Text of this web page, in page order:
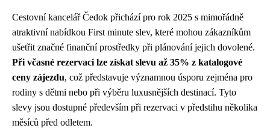
Cestovní kancelář Čedok přichází pro rok 2025 s mimořádně
atraktivní nabídkou First minute slev, které mohou zákazníkům
ušetřit značné finanční prostředky při plánování jejich dovolené.
Při včasné rezervaci lze získat slevu až 35% z katalogové
ceny zájezdu, což představuje významnou úsporu zejména pro
rodiny s dětmi nebo při výběru luxusnějších destinací. Tyto
slevy jsou dostupné především při rezervaci v předstihu několika
měsíců před odletem.